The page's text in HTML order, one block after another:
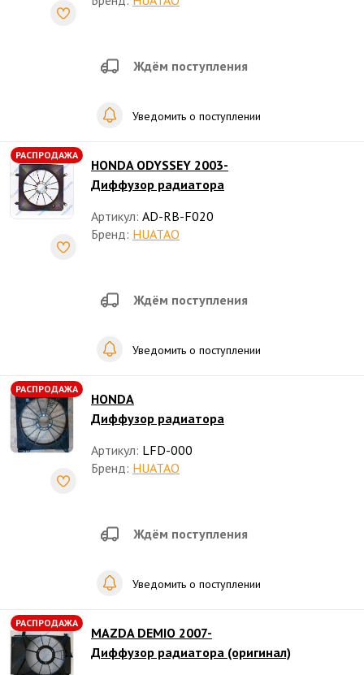
Ждём поступления
Уведомить о поступлении
РАСПРОДАЖА
HONDA ODYSSEY 2003-
Диффузор радиатора
Артикул: AD-RB-F020
Бренд: HUATAO
Ждём поступления
Уведомить о поступлении
РАСПРОДАЖА
HONDA
Диффузор радиатора
Артикул: LFD-000
Бренд: HUATAO
Ждём поступления
Уведомить о поступлении
РАСПРОДАЖА
MAZDA DEMIO 2007-
Диффузор радиатора (оригинал)